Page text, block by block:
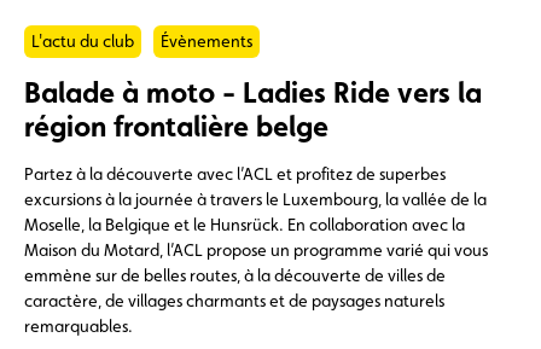
Suggestions
Carte membre Avantages
Vignette Location
L'actu du club Évènements
Balade à moto - Ladies Ride vers la
région frontalière belge
Partez à la découverte avec l’ACL et profitez de superbes
excursions à la journée à travers le Luxembourg, la vallée de la
Moselle, la Belgique et le Hunsrück. En collaboration avec la
Maison du Motard, l’ACL propose un programme varié qui vous
emmène sur de belles routes, à la découverte de villes de
caractère, de villages charmants et de paysages naturels
remarquables.